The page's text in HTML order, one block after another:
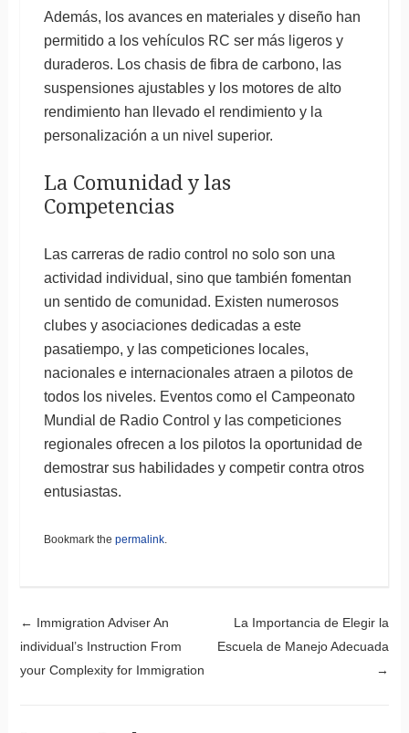
Además, los avances en materiales y diseño han
permitido a los vehículos RC ser más ligeros y
duraderos. Los chasis de fibra de carbono, las
suspensiones ajustables y los motores de alto
rendimiento han llevado el rendimiento y la
personalización a un nivel superior.
La Comunidad y las
Competencias
Las carreras de radio control no solo son una
actividad individual, sino que también fomentan
un sentido de comunidad. Existen numerosos
clubes y asociaciones dedicadas a este
pasatiempo, y las competiciones locales,
nacionales e internacionales atraen a pilotos de
todos los niveles. Eventos como el Campeonato
Mundial de Radio Control y las competiciones
regionales ofrecen a los pilotos la oportunidad de
demostrar sus habilidades y competir contra otros
entusiastas.
Bookmark the permalink.
Post navigation
← Immigration Adviser An
individual’s Instruction From
your Complexity for Immigration
La Importancia de Elegir la
Escuela de Manejo Adecuada
→